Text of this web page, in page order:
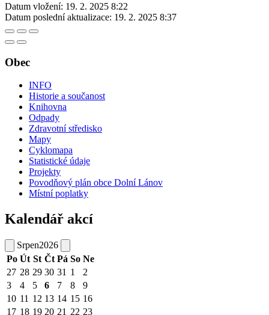
Datum vložení: 19. 2. 2025 8:22
Datum poslední aktualizace: 19. 2. 2025 8:37
Obec
INFO
Historie a součanost
Knihovna
Odpady
Zdravotní středisko
Mapy
Cyklomapa
Statistické údaje
Projekty
Povodňový plán obce Dolní Lánov
Místní poplatky
Kalendář akcí
Srpen2026
Po Út St Čt Pá So Ne
27 28 29 30 31 1
2
3
4 5 6 7 8
9
10 11 12 13 14 15 16
17 18 19 20 21 22 23